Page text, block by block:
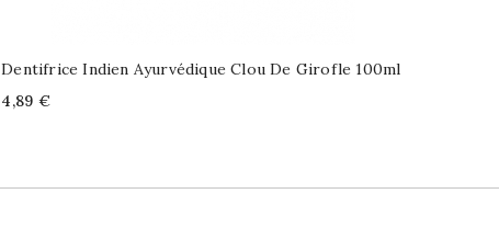
Dentifrice Indien Ayurvédique Clou De Girofle 100ml
Price
4,89 €